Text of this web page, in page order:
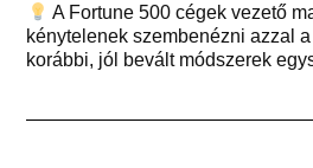
A Fortune 500 cégek vezető
kénytelenek szembenézni azzal
korábbi, jól bevált módszerek